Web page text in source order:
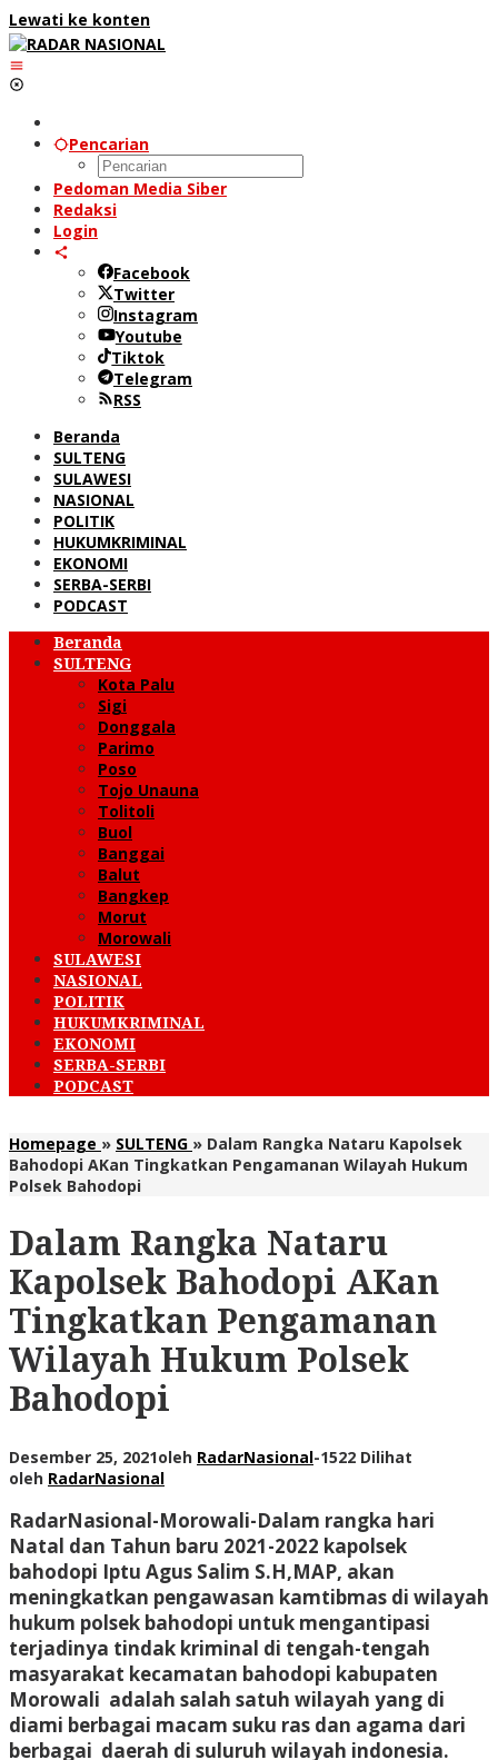
Lewati ke konten
Pencarian
Pedoman Media Siber
Redaksi
Login
Facebook
Twitter
Instagram
Youtube
Tiktok
Telegram
RSS
Beranda
SULTENG
SULAWESI
NASIONAL
POLITIK
HUKUMKRIMINAL
EKONOMI
SERBA-SERBI
PODCAST
Beranda
SULTENG
Kota Palu
Sigi
Donggala
Parimo
Poso
Tojo Unauna
Tolitoli
Buol
Banggai
Balut
Bangkep
Morut
Morowali
SULAWESI
NASIONAL
POLITIK
HUKUMKRIMINAL
EKONOMI
SERBA-SERBI
PODCAST
Homepage » SULTENG » Dalam Rangka Nataru Kapolsek
Bahodopi AKan Tingkatkan Pengamanan Wilayah Hukum
Polsek Bahodopi
Dalam Rangka Nataru
Kapolsek Bahodopi AKan
Tingkatkan Pengamanan
Wilayah Hukum Polsek
Bahodopi
Desember 25, 2021oleh RadarNasional-1522 Dilihat
oleh RadarNasional
RadarNasional-Morowali-Dalam rangka hari
Natal dan Tahun baru 2021-2022 kapolsek
bahodopi Iptu Agus Salim S.H,MAP, akan
meningkatkan pengawasan kamtibmas di wilayah
hukum polsek bahodopi untuk mengantipasi
terjadinya tindak kriminal di tengah-tengah
masyarakat kecamatan bahodopi kabupaten
Morowali adalah salah satuh wilayah yang di
diami berbagai macam suku ras dan agama dari
berbagai daerah di suluruh wilayah indonesia.